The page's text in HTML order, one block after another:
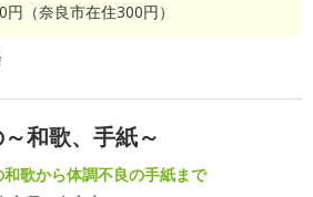
（奈良市在住300円）
和歌、手紙～
和歌から体調不良の手紙まで